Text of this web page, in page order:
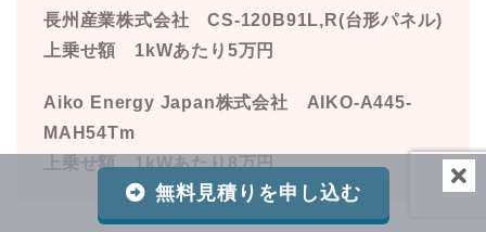
長州産業株式会社 CS-120B91L,R(台形パネル)
上乗せ額 1kWあたり5万円
Aiko Energy Japan株式会社 AIKO-A445-
MAH54Tm
上乗せ額 1kWあたり8万円
無料見積りを申し込む